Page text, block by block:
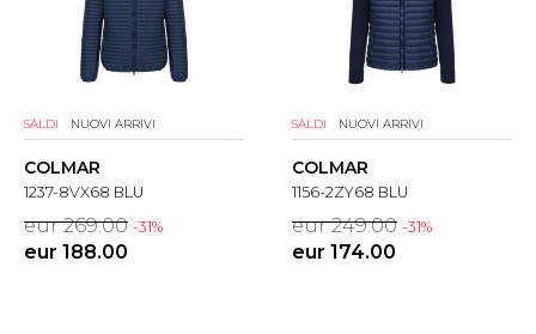
SALDI NUOVI ARRIVI
COLMAR
1237-8VX68 BLU
eur 269.00 -31%
eur 188.00
SALDI NUOVI ARRIVI
COLMAR
1156-2ZY68 BLU
eur 249.00 -31%
eur 174.00